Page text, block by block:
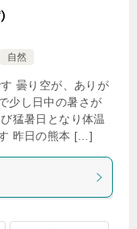
自然
曇り空が、ありが
少し日中の暑さが
猛暑日となり体温
昨日の熊本 […]